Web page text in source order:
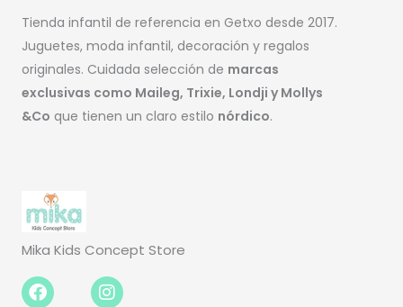
Tienda infantil de referencia en Getxo desde 2017.
Juguetes, moda infantil, decoración y regalos
originales. Cuidada selección de marcas
exclusivas como Maileg, Trixie, Londji y Mollys
&Co que tienen un claro estilo nórdico.
Mika Kids Concept Store
Facebook-
f
Instagram